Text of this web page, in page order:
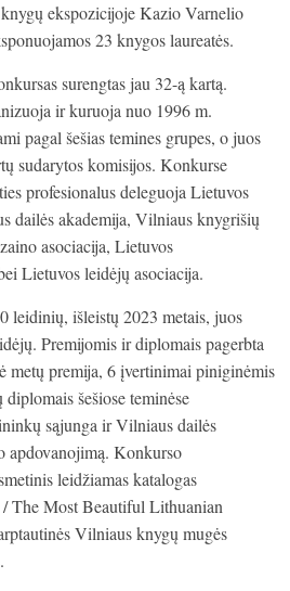
ekspozicijoje Kazio Varnelio
23 knygos laureatės.
surengtas jau 32-ą kartą.
ir kuruoja nuo 1996 m.
pagal šešias temines grupes, o juos
sudarytos komisijos. Konkurse
profesionalus deleguoja Lietuvos
dailės akademija, Vilniaus knygrišių
asociacija, Lietuvos
Lietuvos leidėjų asociacija.
leidinių, išleistų 2023 metais, juos
Premijomis ir diplomais pagerbta
metų premija, 6 įvertinimai piniginėmis
šešiose teminėse
sąjunga ir Vilniaus dailės
apdovanojimą. Konkurso
leidžiamas katalogas
/ The Most Beautiful Lithuanian
Vilniaus knygų mugės